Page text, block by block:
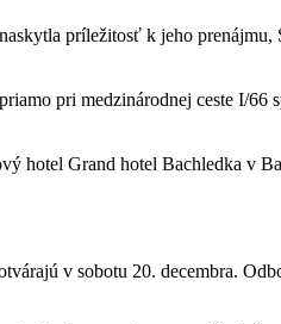
príležitosť k jeho prenájmu,
pri medzinárodnej ceste I/66
hotel Grand hotel Bachledka v
v sobotu 20. decembra.